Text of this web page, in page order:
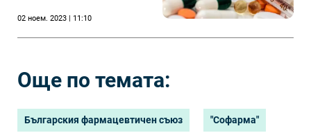
използва набран
капитал за
портфолиото.
02 ноем. 2023 | 11:10
Още по темата:
Българския фармацевтичен съюз "Софарма"